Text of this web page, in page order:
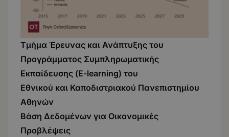
Τμήμα Έρευνας και Ανάπτυξης του
Προγράμματος Συμπληρωματικής
Εκπαίδευσης (E-learning) του
Εθνικού και Καποδιστριακού Πανεπιστημίου
Αθηνών
Βάση Δεδομένων για Οικονομικές
Προβλέψεις